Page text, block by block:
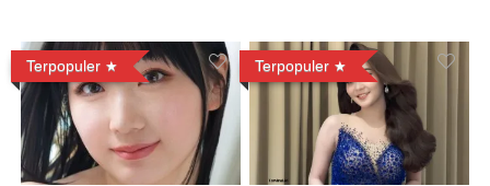
Terpopuler Terpopuler